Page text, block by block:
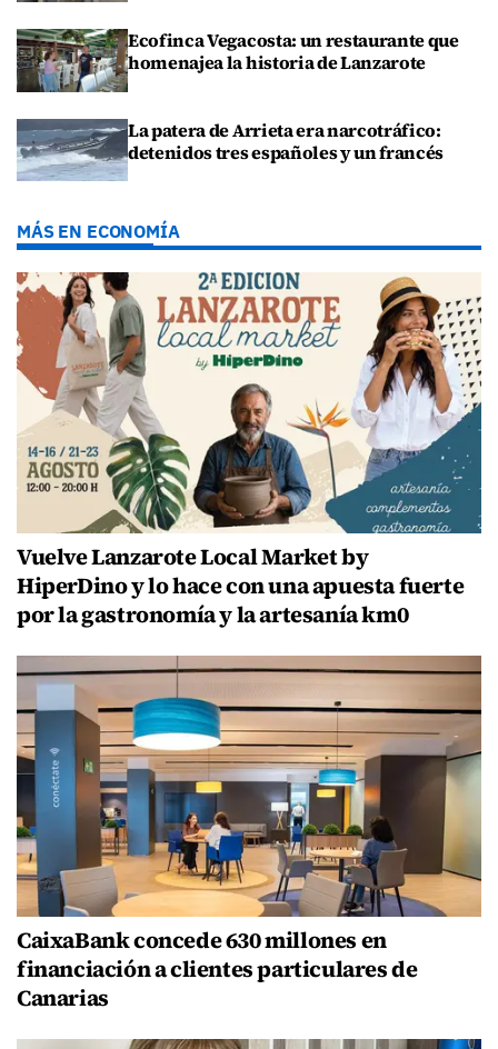
Ecofinca Vegacosta: un restaurante que
homenajea la historia de Lanzarote
La patera de Arrieta era narcotráfico:
detenidos tres españoles y un francés
MÁS EN ECONOMÍA
Vuelve Lanzarote Local Market by
HiperDino y lo hace con una apuesta fuerte
por la gastronomía y la artesanía km0
CaixaBank concede 630 millones en
financiación a clientes particulares de
Canarias